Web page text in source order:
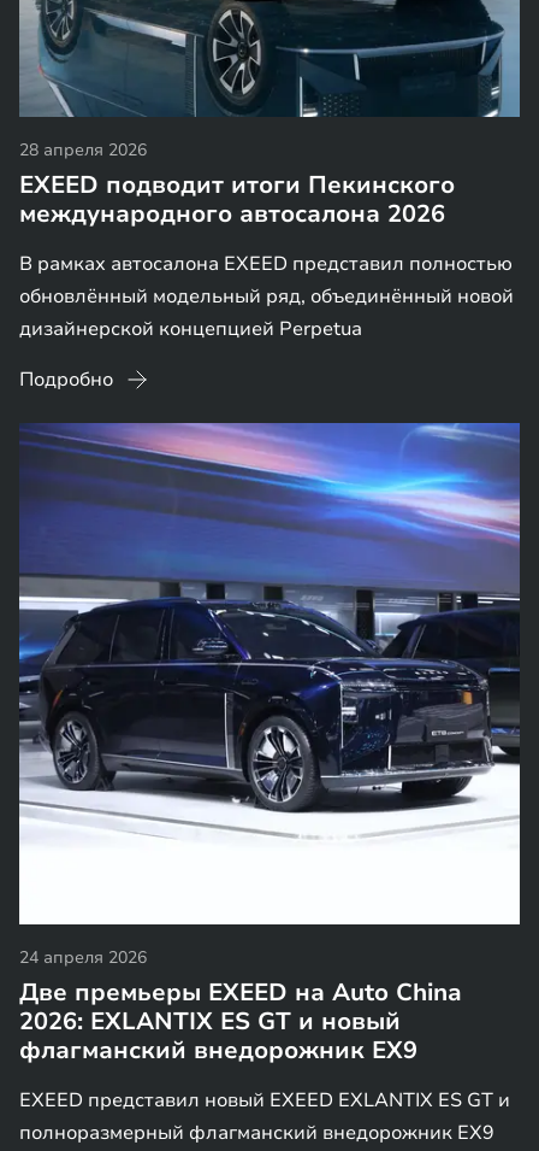
28 апреля 2026
EXEED подводит итоги Пекинского
международного автосалона 2026
В рамках автосалона EXEED представил полностью
обновлённый модельный ряд, объединённый новой
дизайнерской концепцией Perpetua
Подробно
24 апреля 2026
Две премьеры EXEED на Auto China
2026: EXLANTIX ES GT и новый
флагманский внедорожник EX9
EXEED представил новый EXEED EXLANTIX ES GT и
полноразмерный флагманский внедорожник EX9